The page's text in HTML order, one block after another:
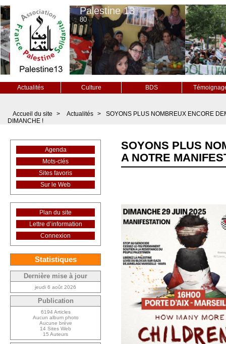
Palestine 13
80
Actualités Culture BDS
Accueil du site > Actualités >
SOYONS PLUS NOMBREUX ENCORE
DIMANCHE !
SOYONS PLUS
A NOTRE
Agenda
Mots-clés
Sites favoris
Sur le Web
Plan du site
Lettre d’information
Connexion
Statistiques
Dernière mise à jour
jeudi 6 août 2026
Publication
6194 Articles
Aucun album photo
Aucune brève
14 Sites Web
15 Auteurs